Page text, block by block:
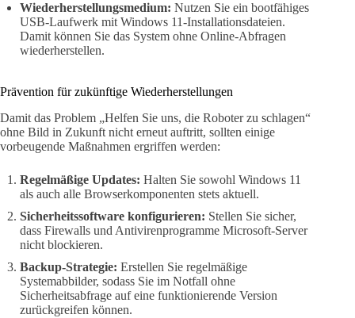
Wiederherstellungsmedium: Nutzen Sie ein bootfähiges
USB-Laufwerk mit Windows 11-Installationsdateien.
Damit können Sie das System ohne Online-Abfragen
wiederherstellen.
Prävention für zukünftige Wiederherstellungen
Damit das Problem „Helfen Sie uns, die Roboter zu schlagen“
ohne Bild in Zukunft nicht erneut auftritt, sollten einige
vorbeugende Maßnahmen ergriffen werden:
Regelmäßige Updates: Halten Sie sowohl Windows 11
als auch alle Browserkomponenten stets aktuell.
Sicherheitssoftware konfigurieren: Stellen Sie sicher,
dass Firewalls und Antivirenprogramme Microsoft-Server
nicht blockieren.
Backup-Strategie: Erstellen Sie regelmäßige
Systemabbilder, sodass Sie im Notfall ohne
Sicherheitsabfrage auf eine funktionierende Version
zurückgreifen können.